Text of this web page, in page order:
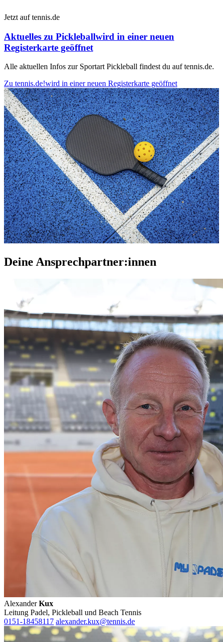
Jetzt auf tennis.de
Aktuelles zu Pickleballwird in einer neuen
Registerkarte geöffnet
Alle aktuellen Infos zur Sportart Pickleball findest du auf tennis.de.
Zu tennis.de!wird in einer neuen Registerkarte geöffnet
Deine Ansprechpartner:innen
AlexanderKux
Leitung Padel, Pickleball und Beach Tennis
0151-18458117 alexander.kux@tennis.de